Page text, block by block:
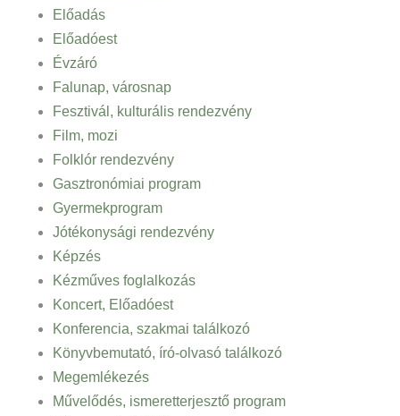
Előadás
Előadóest
Évzáró
Falunap, városnap
Fesztivál, kulturális rendezvény
Film, mozi
Folklór rendezvény
Gasztronómiai program
Gyermekprogram
Jótékonysági rendezvény
Képzés
Kézműves foglalkozás
Koncert, Előadóest
Konferencia, szakmai találkozó
Könyvbemutató, író-olvasó találkozó
Megemlékezés
Művelődés, ismeretterjesztő program